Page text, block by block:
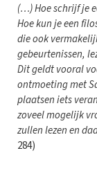
(…) Hoe schrijf je
Hoe kun je een
die ook
gebeurtenissen,
Dit geldt vooral
ontmoeting met
plaatsen iets
zoveel mogelijk
zullen lezen en
284)